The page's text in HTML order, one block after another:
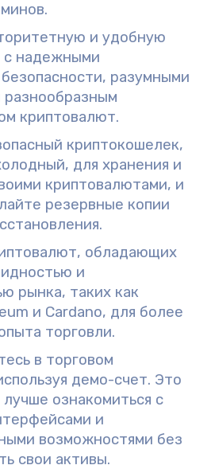
и удобную
с надежными
разумными
разнообразным
криптовалют.
криптокошелек,
для хранения и
криптовалютами, и
резервные копии
обладающих
и
рынка, таких как
и Cardano, для более
торговли.
в торговом
демо-счет. Это
ознакомиться с
и
возможностями без
свои активы.